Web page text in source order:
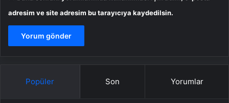
adresim ve site adresim bu tarayıcıya kaydedilsin.
Popüler Son Yorumlar